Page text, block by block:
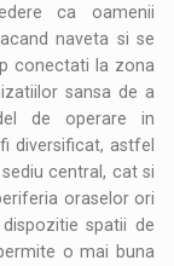
ca oamenii
naveta si se
conectati la zona
sansa de a
de operare in
diversificat, astfel
central, cat si
oraselor ori
spatii de
o mai buna